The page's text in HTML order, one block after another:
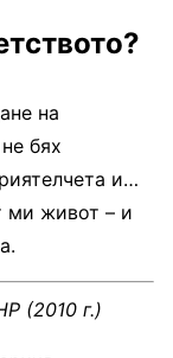
на
бях
и…
ми живот – и
(2010 г.)